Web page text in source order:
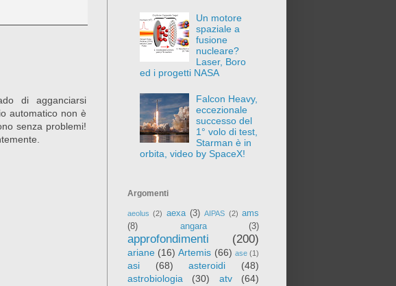
di agganciarsi
automatico non è
senza problemi!
Un motore
spaziale a
fusione
nucleare?
Laser, Boro
ed i progetti NASA
Falcon Heavy,
eccezionale
successo del
1° volo di test,
Starman è in
orbita, video by SpaceX!
Argomenti
aeolus (2) aexa (3) AIPAS (2) ams
(8)
angara (3)
approfondimenti (200)
ariane (16) Artemis (66) ase (1)
asi (68) asteroidi
(48)
astrobiologia
(30) atv (64)